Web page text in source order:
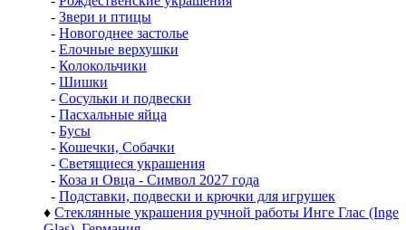
- Звери и птицы
- Новогоднее застолье
- Елочные верхушки
- Колокольчики
- Шишки
- Сосульки и подвески
- Пасхальные яйца
- Бусы
- Кошечки, Собачки
- Светящиеся украшения
- Коза и Овца - Символ 2027 года
- Подставки, подвески и крючки для игрушек
♦ Стеклянные украшения ручной работы Инге Глас (Inge